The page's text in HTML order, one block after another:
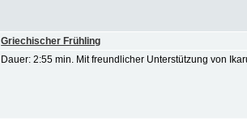
Griechischer Frühling
Dauer: 2:55 min. Mit freundlicher Unterstützung von